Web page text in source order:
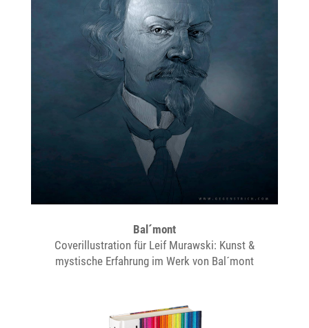
Bal´mont
Coverillustration für Leif Murawski: Kunst &
mystische Erfahrung im Werk von Bal´mont